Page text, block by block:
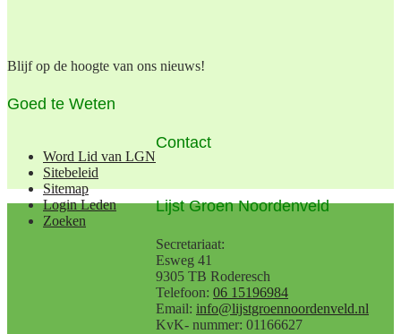
Blijf op de hoogte van ons nieuws!
Goed te Weten
Word Lid van LGN
Sitebeleid
Sitemap
Login Leden
Zoeken
Contact
Lijst Groen Noordenveld
Secretariaat:
Esweg 41
9305 TB Roderesch
Telefoon: 06 15196984
Email: info@lijstgroennoordenveld.nl
KvK- nummer: 01166627